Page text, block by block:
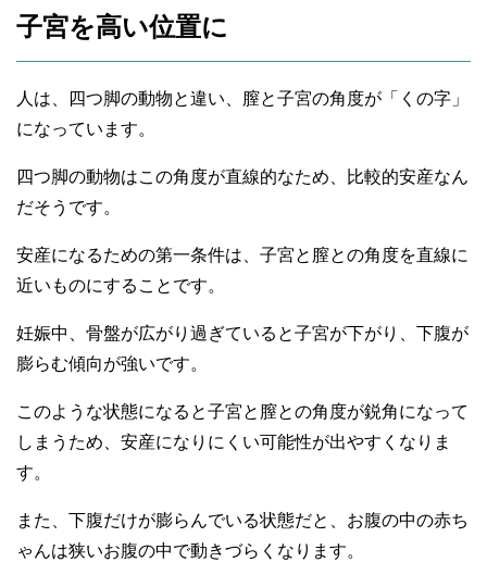
子宮を高い位置に
人は、四つ脚の動物と違い、膣と子宮の角度が「くの字」
になっています。
四つ脚の動物はこの角度が直線的なため、比較的安産なん
だそうです。
安産になるための第一条件は、子宮と膣との角度を直線に
近いものにすることです。
妊娠中、骨盤が広がり過ぎていると子宮が下がり、下腹が
膨らむ傾向が強いです。
このような状態になると子宮と膣との角度が鋭角になって
しまうため、安産になりにくい可能性が出やすくなりま
す。
また、下腹だけが膨らんでいる状態だと、お腹の中の赤ち
ゃんは狭いお腹の中で動きづらくなります。